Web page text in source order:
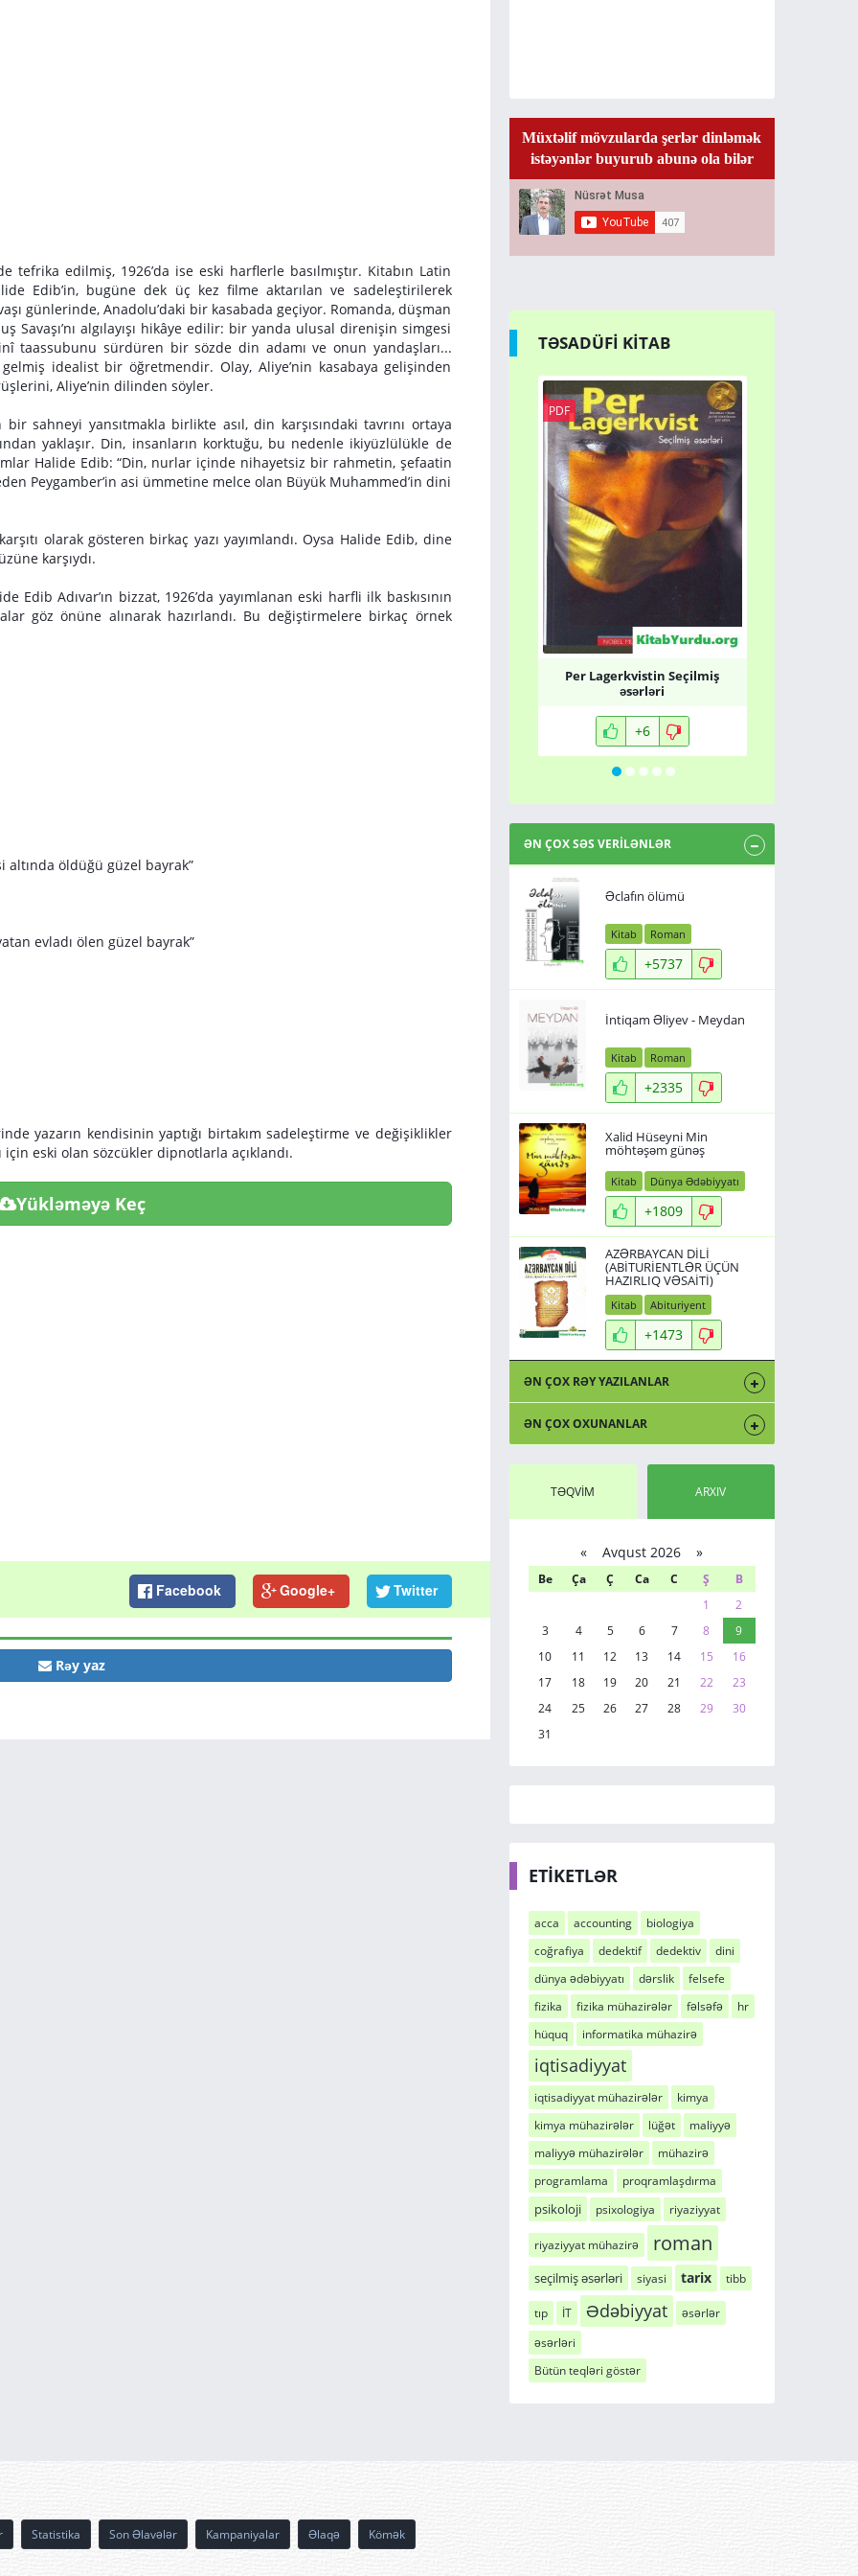
tefrika edilmiş, 1926’da ise eski harflerle basılmıştır. Kitabın Latin
Edib’in, bugüne dek üç kez filme aktarılan ve sadeleştirilerek
günlerinde, Anadolu’daki bir kasabada geçiyor. Romanda, düşman
Savaşı’nı algılayışı hikâye edilir: bir yanda ulusal direnişin simgesi
taassubunu sürdüren bir sözde din adamı ve onun yandaşları...
idealist bir öğretmendir. Olay, Aliye’nin kasabaya gelişinden
Aliye’nin dilinden söyler.
sahneyi yansıtmakla birlikte asıl, din karşısındaki tavrını ortaya
yaklaşır. Din, insanların korktuğu, bu nedenle ikiyüzlülükle de
Halide Edib: “Din, nurlar içinde nihayetsiz bir rahmetin, şefaatin
Peygamber’in asi ümmetine melce olan Büyük Muhammed’in dini
olarak gösteren birkaç yazı yayımlandı. Oysa Halide Edib, dine
karşıydı.
Edib Adıvar’ın bizzat, 1926’da yayımlanan eski harfli ilk baskısının
göz önüne alınarak hazırlandı. Bu değiştirmelere birkaç örnek
altında öldüğü güzel bayrak”
evladı ölen güzel bayrak”
yazarın kendisinin yaptığı birtakım sadeleştirme ve değişiklikler
eski olan sözcükler dipnotlarla açıklandı.
Yükləməyə Keç
Facebook Google+ Twitter
Rəy yaz
Müxtəlif mövzularda şerlər dinləmək
istəyənlər buyurub abunə ola bilər
TƏSADÜFİ KİTAB
PDF
Per Lagerkvistin Seçilmiş
əsərləri
+6
ƏN ÇOX SƏS VERİLƏNLƏR
Əclafın ölümü
Kitab Roman
+5737
İntiqam Əliyev - Meydan
Kitab Roman
+2335
Xalid Hüseyni Min
möhtəşəm günəş
Kitab Dünya Ədəbiyyatı
+1809
AZƏRBAYCAN DİLİ
(ABİTURİENTLƏR ÜÇÜN
HAZIRLIQ VƏSAİTİ)
Kitab Abituriyent
+1473
ƏN ÇOX RƏY YAZILANLAR
ƏN ÇOX OXUNANLAR
TƏQVİM ARXIV
« Avqust 2026 »
Be Ça Ç Ca C Ş
B
1
2
3
4 5 6 7 8
9
10
11 12 13 14 15
16
17
18 19 20 21 22
23
24
25 26 27 28 29
30
31
ETİKETLƏR
acca accounting
biologiya
coğrafiya
dedektif dedektiv
dini
dünya ədəbiyyatı
dərslik
felsefe
fizika
fizika mühazirələr fəlsəfə
hr
hüquq
informatika mühazirə
iqtisadiyyat
iqtisadiyyat mühazirələr
kimya
kimya mühazirələr
lüğət
maliyyə
maliyyə mühazirələr
mühazirə
programlama
proqramlaşdırma
psikoloji psixologiya riyaziyyat
riyaziyyat mühazirə roman
seçilmiş əsərləri siyasi tarix tibb
tıp İT Ədəbiyyat
əsərlər
əsərləri
Bütün teqləri göstər
Statistika Son Əlavələr Kampaniyalar Əlaqə Kömək